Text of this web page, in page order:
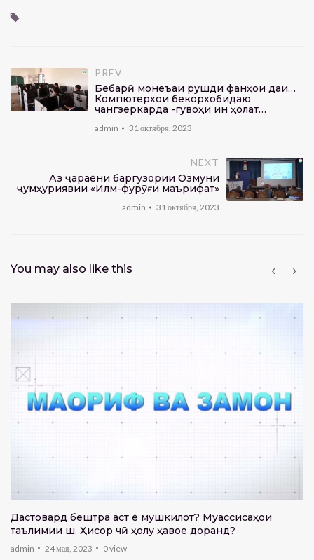
PREV
Бебарқӣ монеъаи рушди фанҳои дақиқ…
Компютерхои бекорхобидаю
чангзеркарда -гувоҳи ин ҳолат…
admin 31 октября, 2023
NEXT
Аз ҷараёни баргузории Озмуни
ҷумҳуриявии «Илм-фурӯғи маърифат»
admin 31 октября, 2023
You may also like this
Дастовард бештра аст ё мушкилот? Муассисаҳои
таълимии ш. Ҳисор чӣ ҳолу ҳавое доранд?
admin 24 мая, 2023 0view